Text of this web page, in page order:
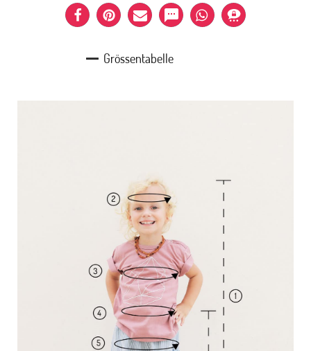
Grössentabelle